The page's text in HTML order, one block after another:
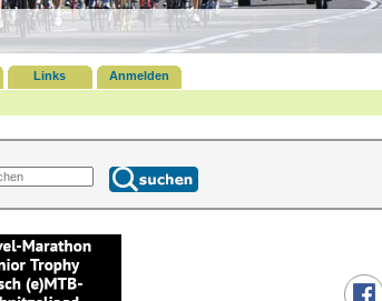
Links
Anmelden